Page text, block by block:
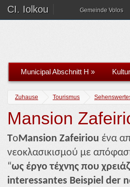
CI. Iolkou Gemeinde Volos
Municipal Abschnitt H » Kultur
Zuhause Tourismus
Mansion
ToMansion Zafeiriou ένα
νεοκλασικισμού με
“ως έργο τέχνης που
interessantes Beispiel der